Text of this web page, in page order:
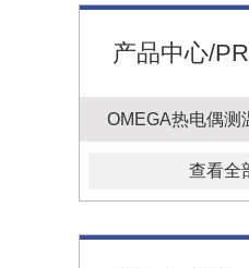
产品中心/
查看全